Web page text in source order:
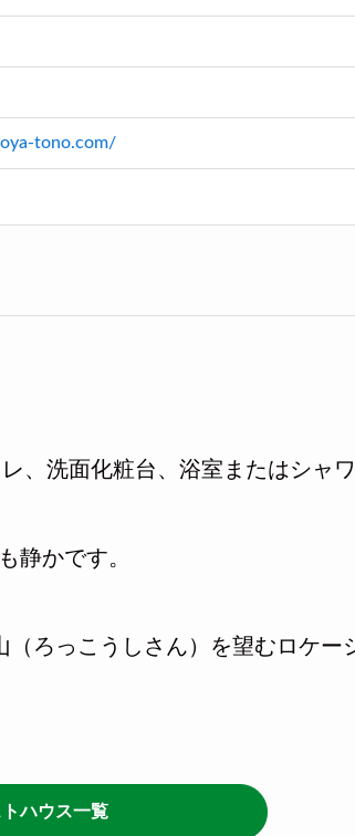
tono.com/
、洗面化粧台、浴室またはシャ
静かです。
ろっこうしさん）を望むロケー
ハウス一覧